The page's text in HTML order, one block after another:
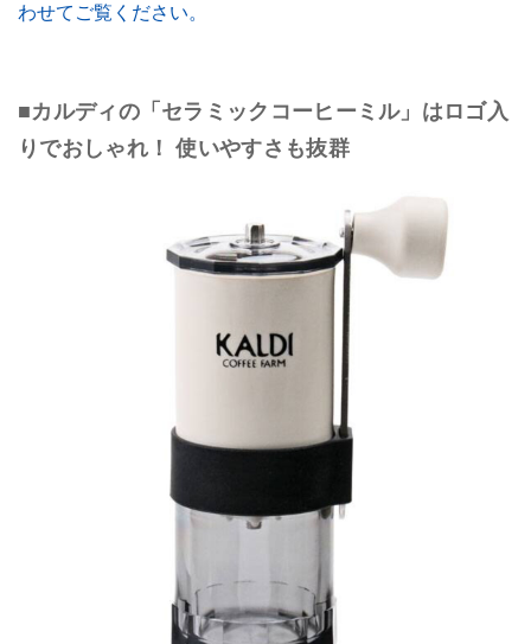
わせてご覧ください。
■カルディの「セラミックコーヒーミル」はロゴ入
りでおしゃれ！ 使いやすさも抜群